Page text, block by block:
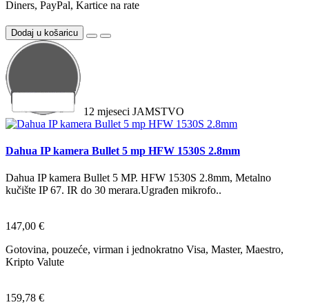
Diners, PayPal, Kartice na rate
Dodaj u košaricu
12 mjeseci JAMSTVO
Dahua IP kamera Bullet 5 mp HFW 1530S 2.8mm
Dahua IP kamera Bullet 5 MP. HFW 1530S 2.8mm, Metalno
kučište IP 67. IR do 30 merara.Ugrađen mikrofo..
147,00 €
Gotovina, pouzeće, virman i jednokratno Visa, Master, Maestro,
Kripto Valute
159,78 €